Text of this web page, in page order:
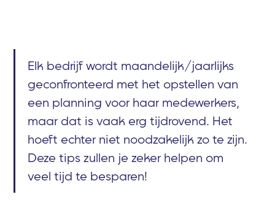
Elk bedrijf wordt maandelijk/jaarlijks
geconfronteerd met het opstellen van
een planning voor haar medewerkers,
maar dat is vaak erg tijdrovend. Het
hoeft echter niet noodzakelijk zo te zijn.
Deze tips zullen je zeker helpen om
veel tijd te besparen!